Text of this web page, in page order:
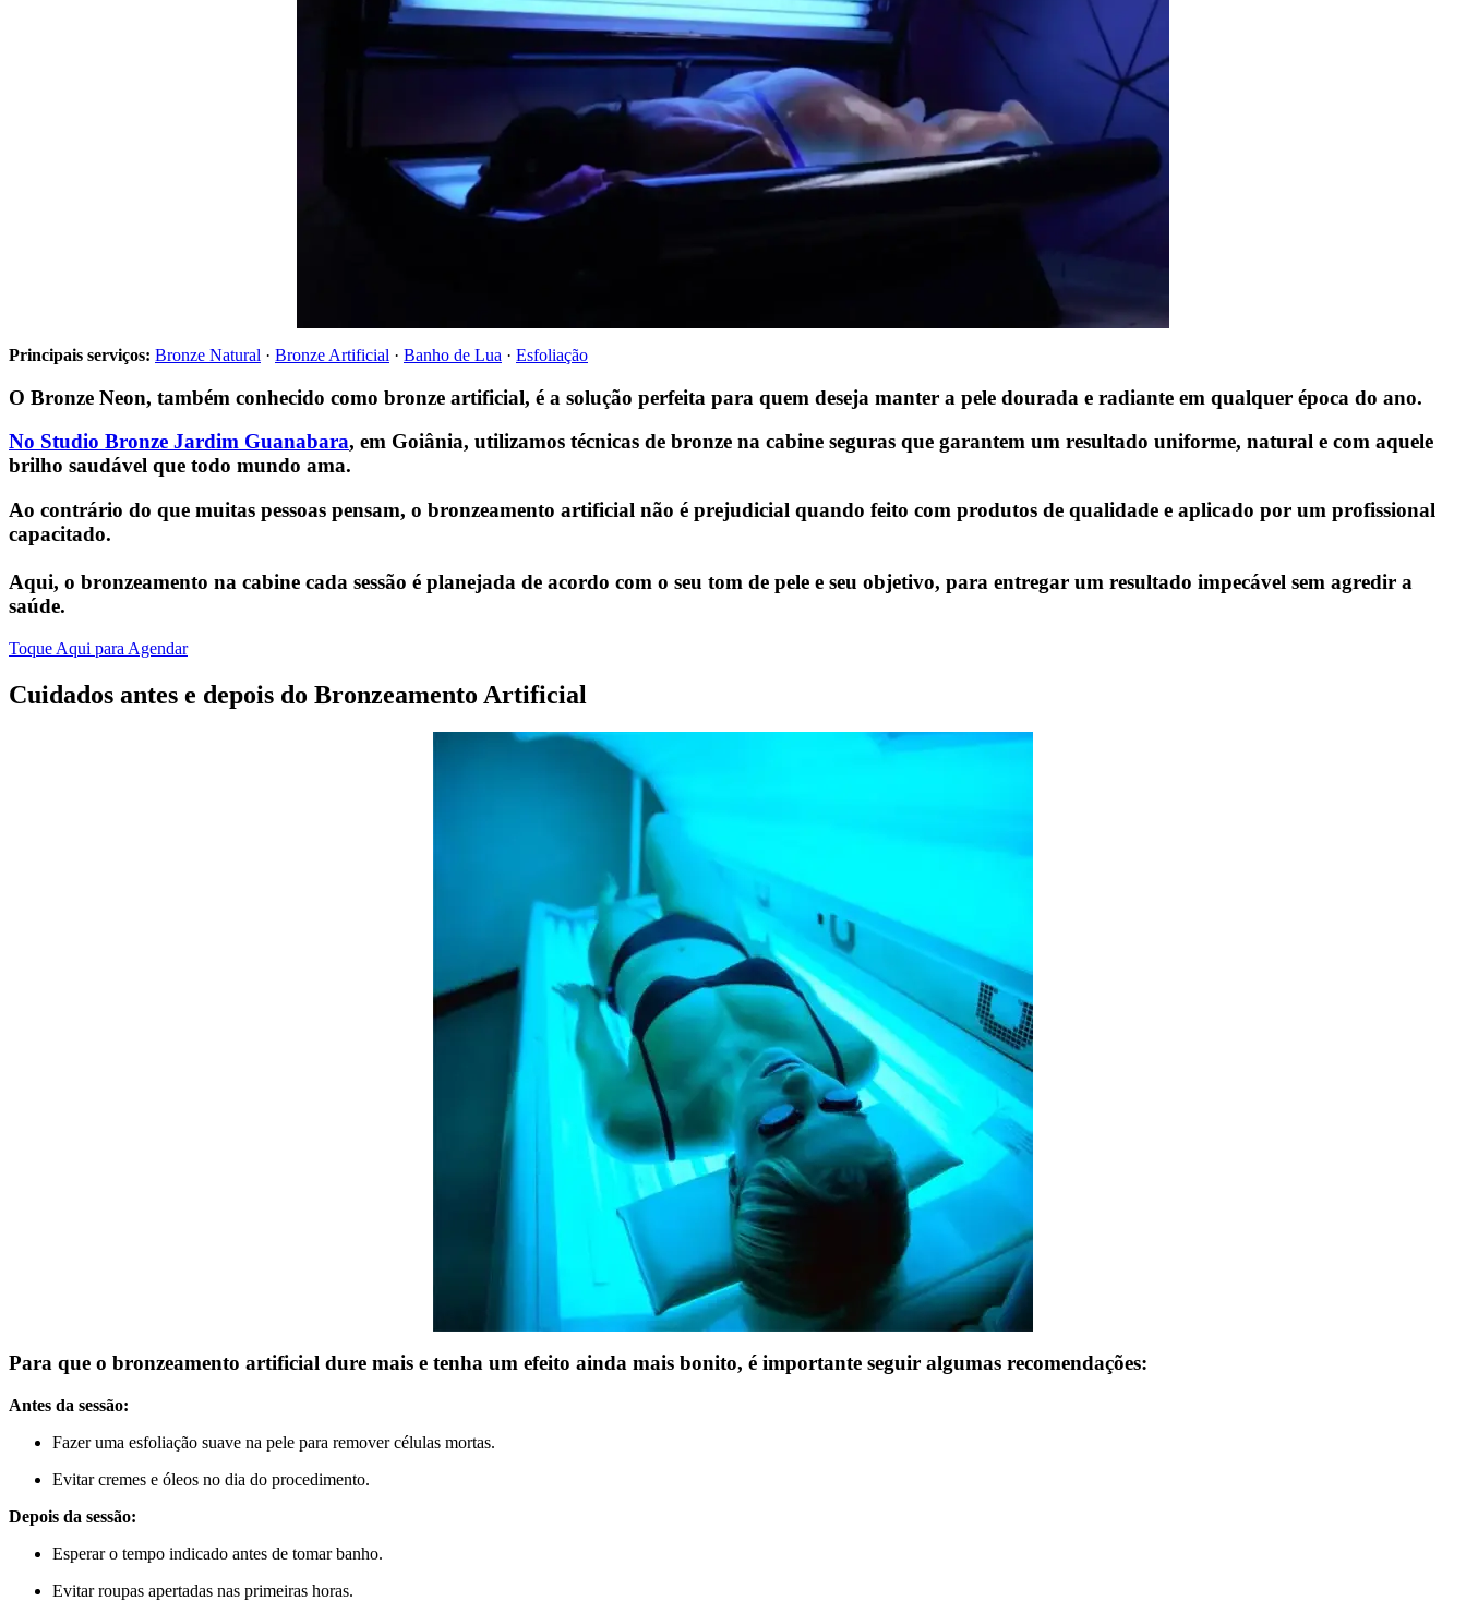
Principais serviços: Bronze Natural · Bronze Artificial · Banho de Lua · Esfoliação
O Bronze Neon, também conhecido como bronze artificial, é a solução perfeita para quem deseja manter a pele dourada e radiante em qualquer época do ano.
No Studio Bronze Jardim Guanabara, em Goiânia, utilizamos técnicas de bronze na cabine seguras que garantem um resultado uniforme, natural e com aquele
brilho saudável que todo mundo ama.
Ao contrário do que muitas pessoas pensam, o bronzeamento artificial não é prejudicial quando feito com produtos de qualidade e aplicado por um profissional
capacitado.
Aqui, o bronzeamento na cabine cada sessão é planejada de acordo com o seu tom de pele e seu objetivo, para entregar um resultado impecável sem agredir a
saúde.
Bronzeamento artificial rápido e seguro, ideal para quem busca praticidade e um tom perfeito sem depender do sol. INCLUSO: Bronze + Banho de Lua + Esfoliação
Toque Aqui para Agendar
Cuidados antes e depois do Bronzeamento Artificial
Para que o bronzeamento artificial dure mais e tenha um efeito ainda mais bonito, é importante seguir algumas recomendações:
Antes da sessão:
Fazer uma esfoliação suave na pele para remover células mortas.
Evitar cremes e óleos no dia do procedimento.
Depois da sessão:
Esperar o tempo indicado antes de tomar banho.
Evitar roupas apertadas nas primeiras horas.